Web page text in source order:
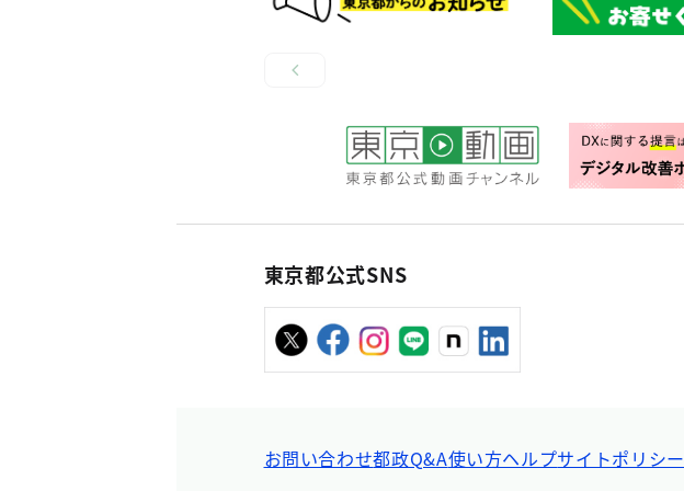
東京都公式SNS
お問い合わせ都政Q&A使い方ヘルプサイトポリシー